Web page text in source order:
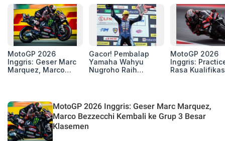
MotoGP 2026
Inggris: Geser Marc
Marquez, Marco
Gacor! Pembalap
Yamaha Wahyu
Nugroho Raih
MotoGP 2026
Inggris:
Rasa
Silverstone!
MotoGP 2026 Inggris: Geser Marc Marquez,
Marco Bezzecchi Kembali ke Grup 3 Besar
Klasemen